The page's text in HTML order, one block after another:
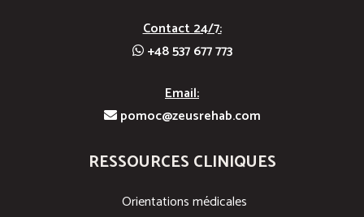
Contact 24/7:
+48 537 677 773
Email:
pomoc@zeusrehab.com
RESSOURCES CLINIQUES
Orientations médicales